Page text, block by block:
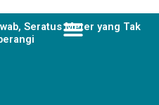
Seratus Meter yang Tak